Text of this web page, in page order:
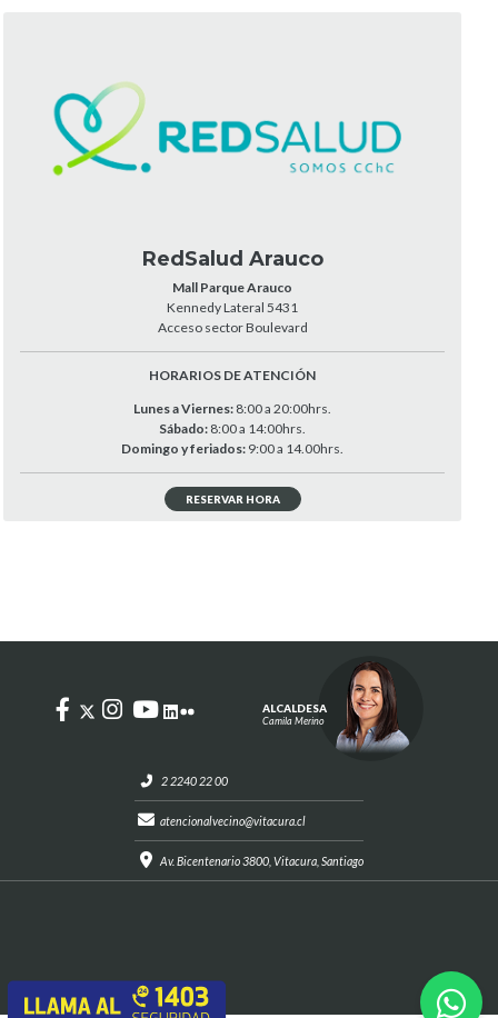
RedSalud Arauco
Mall Parque Arauco
Kennedy Lateral 5431
Acceso sector Boulevard
HORARIOS DE ATENCIÓN
Lunes a Viernes: 8:00 a 20:00hrs.
Sábado: 8:00 a 14:00hrs.
Domingo y feriados: 9:00 a 14.00hrs.
RESERVAR HORA
2 2240 22 00
atencionalvecino@vitacura.cl
Av. Bicentenario 3800, Vitacura, Santiago
ALCALDESA
Camila Merino